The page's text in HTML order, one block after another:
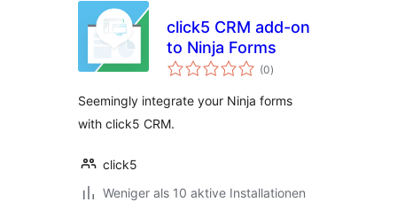
click5 CRM add-on
to Ninja Forms
(0Bewertungen
gesamt
)
Seemingly integrate your Ninja forms
with click5 CRM.
click5
Weniger als 10 aktive Installationen